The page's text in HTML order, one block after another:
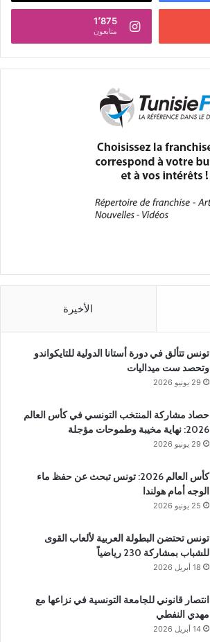
1٬875
متابعون
الأخيرة
تونس تتألق في دورة أستانا الدولية للتايكواندو
وتحصد ست ميداليات
29 يونيو 2026
حصاد مشاركة المنتخب التونسي في كأس العالم
2026: نهاية مخيبة وطموحات مؤجلة
29 يونيو 2026
كأس العالم 2026: تونس تبحث عن حفظ ماء
الوجه أمام هولندا
25 يونيو 2026
تونس تحتضن البطولة العربية لألعاب القوى
للشباب بمشاركة 230 رياضياً
18 أبريل 2026
انتصار قانوني للجامعة التونسية في نزاعها مع
مهدي النفطي
14 أبريل 2026